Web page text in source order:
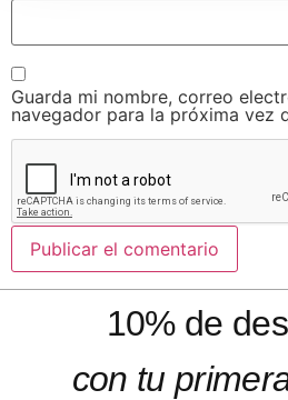
Guarda mi nombre, correo
navegador para la próxima vez
10% de
con tu